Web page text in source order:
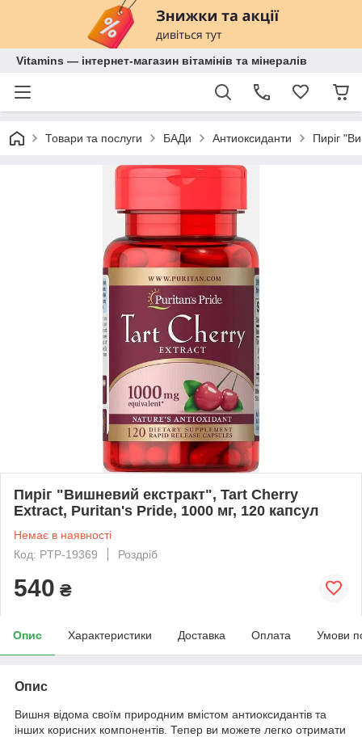
Vitamins — інтернет-магазин вітамінів та мінералів
Товари та послуги БАДи Антиоксиданти Пиріг
Пиріг "Вишневий екстракт", Tart Cherry
Extract, Puritan's Pride, 1000 мг, 120 капсул
Немає в наявності
Код: PTP-19369
Роздріб
540 ₴
Опис Характеристики Доставка Оплата Умови
Опис
Вишня відома своїм природним вмістом антиоксидантів та
інших корисних компонентів. Тепер ви можете легко отримати